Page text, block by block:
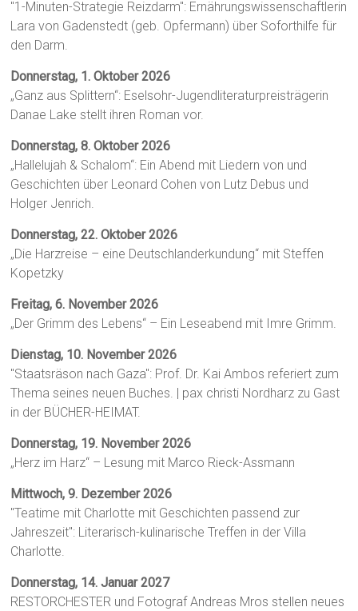
"1-Minuten-Strategie Reizdarm": Ernährungswissenschaftlerin
Lara von Gadenstedt (geb. Opfermann) über Soforthilfe für
den Darm.
Donnerstag, 1. Oktober 2026
„Ganz aus Splittern“: Eselsohr-Jugendliteraturpreisträgerin
Danae Lake stellt ihren Roman vor.
Donnerstag, 8. Oktober 2026
„Hallelujah & Schalom“: Ein Abend mit Liedern von und
Geschichten über Leonard Cohen von Lutz Debus und
Holger Jenrich.
Donnerstag, 22. Oktober 2026
„Die Harzreise – eine Deutschlanderkundung“ mit Steffen
Kopetzky
Freitag, 6. November 2026
„Der Grimm des Lebens“ – Ein Leseabend mit Imre Grimm.
Dienstag, 10. November 2026
"Staatsräson nach Gaza": Prof. Dr. Kai Ambos referiert zum
Thema seines neuen Buches. | pax christi Nordharz zu Gast
in der BÜCHER-HEIMAT.
Donnerstag, 19. November 2026
„Herz im Harz“ – Lesung mit Marco Rieck-Assmann
Mittwoch, 9. Dezember 2026
"Teatime mit Charlotte mit Geschichten passend zur
Jahreszeit": Literarisch-kulinarische Treffen in der Villa
Charlotte.
Donnerstag, 14. Januar 2027
RESTORCHESTER und Fotograf Andreas Mros stellen neues